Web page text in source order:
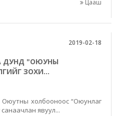
Цааш
2019-02-18
ДУНД "ОЮУНЫ
ЗОХИ...
Оюутны холбооноос “Оюунлаг
явуул...